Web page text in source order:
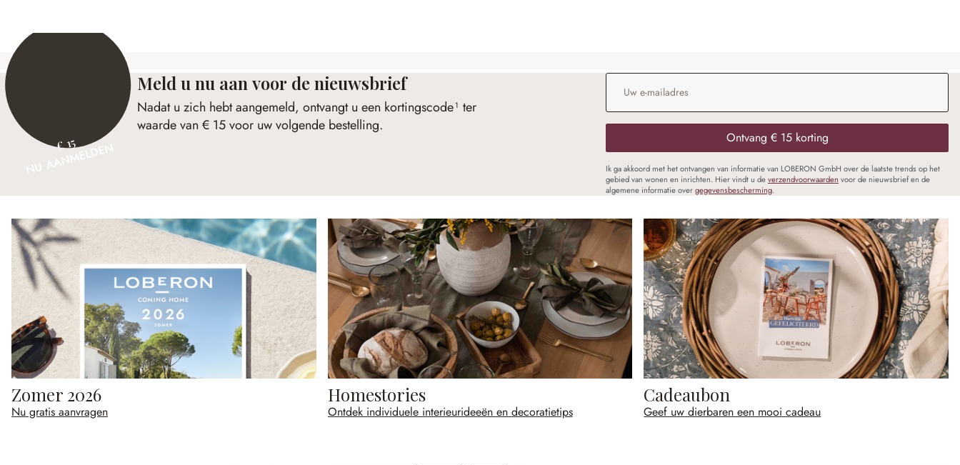
€ 15
NU AANMELDEN
Meld u nu aan voor de nieuwsbrief
Nadat u zich hebt aangemeld, ontvangt u een kortingscode¹ ter
waarde van € 15 voor uw volgende bestelling.
E-mailadres*
Ontvang € 15 korting
Ik ga akkoord met het ontvangen van informatie van LOBERON GmbH over de laatste trends op het
gebied van wonen en inrichten. Hier vindt u deverzendvoorwaarden voor de nieuwsbrief en de
algemene informatie overgegevensbescherming.
Zomer 2026
Nu gratis aanvragen
Homestories
Ontdek individuele interieurideeën en decoratietips
Cadeaubon
Geef uw dierbaren een mooi cadeau